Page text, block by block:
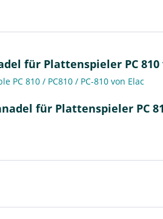
für Plattenspieler PC 810
810 / PC810 / PC-810 von Elac
für Plattenspieler PC